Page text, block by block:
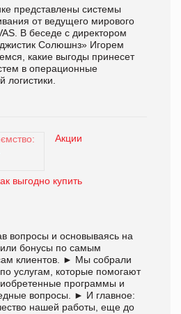
представлены системы
от ведущего мирового
В беседе с директором
Солюшнз» Игорем
какие выгоды принесет
в операционные
логистики.
Акции
выгодно купить
вопросы и основываясь на
бонусы по самым
клиентов. ► Мы собрали
услугам, которые помогают
программы и
вопросы. ► И главное:
нашей работы, еще до